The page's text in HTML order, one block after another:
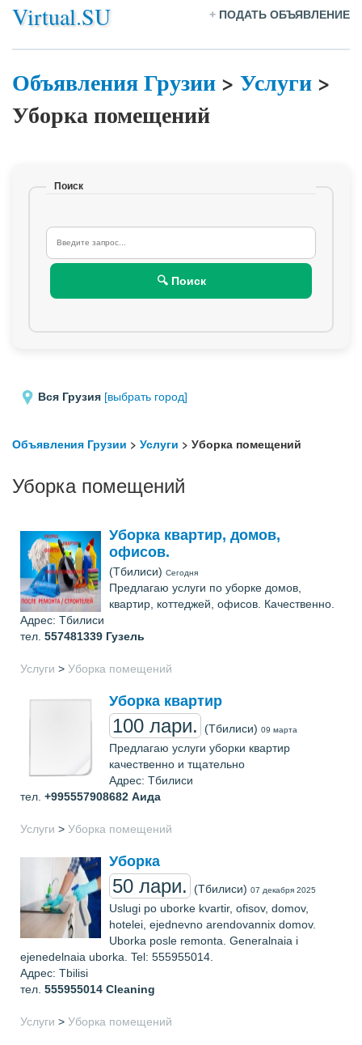
Virtual.SU + ПОДАТЬ ОБЪЯВЛЕНИЕ
Объявления Грузии> Услуги>
Уборка помещений
Поиск
🔍 Поиск
Вся Грузия [выбрать город]
Объявления Грузии > Услуги > Уборка помещений
Уборка помещений
Уборка квартир, домов,
офисов.
(Тбилиси) Сегодня
Предлагаю услуги по уборке домов,
квартир, коттеджей, офисов. Качественно.
Адрес: Тбилиси
тел. 557481339 Гузель
Услуги > Уборка помещений
Уборка квартир
100 лари. (Тбилиси) 09 марта
Предлагаю услуги уборки квартир
качественно и тщательно
Адрес: Тбилиси
тел. +995557908682 Аида
Услуги > Уборка помещений
Уборка
50 лари. (Тбилиси) 07 декабря 2025
Uslugi po uborke kvartir, ofisov, domov,
hotelei, ejednevno arendovannix domov.
Uborka posle remonta. Generalnaia i
ejenedelnaia uborka. Tel: 555955014.
Адрес: Tbilisi
тел. 555955014 Cleaning
Услуги > Уборка помещений